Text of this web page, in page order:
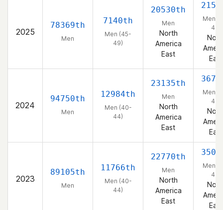
2025
78369th
Men
7140th
Men (45-
49)
20530th
Men
North
America
East
Men
49)
East
2024
94750th
Men
12984th
Men (40-
44)
23135th
Men
North
America
East
Men
44)
East
2023
89105th
Men
11766th
Men (40-
44)
22770th
Men
North
America
East
Men
44)
East